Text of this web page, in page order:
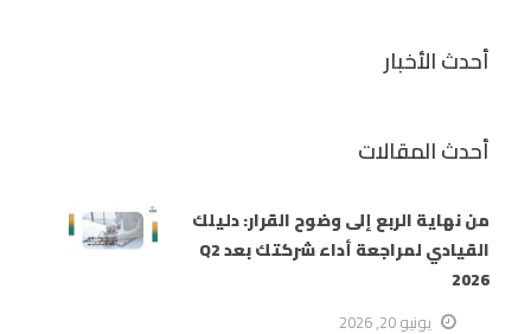
أحدث الأخبار
أحدث المقالات
من نهاية الربع إلى وضوح القرار: دليلك
القيادي لمراجعة أداء شركتك بعد Q2
2026
يونيو 20, 2026